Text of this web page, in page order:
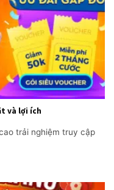
và lợi ích
trải nghiệm truy cập